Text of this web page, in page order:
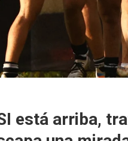
está arriba,